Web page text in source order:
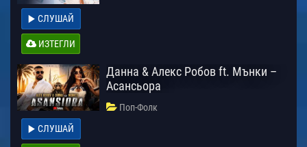
СЛУШАЙ
ИЗТЕГЛИ
Данна & Алекс Робов ft. Мънки –
Асансьора
Поп-Фолк
СЛУШАЙ